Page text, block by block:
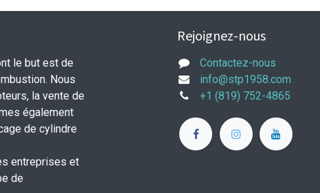
le but est de
Nous
la vente de
également
de cylindre
entreprises et
de
Rejoignez-nous
Contactez-nous
info@stp1958.com
+1 (819) 752-4865